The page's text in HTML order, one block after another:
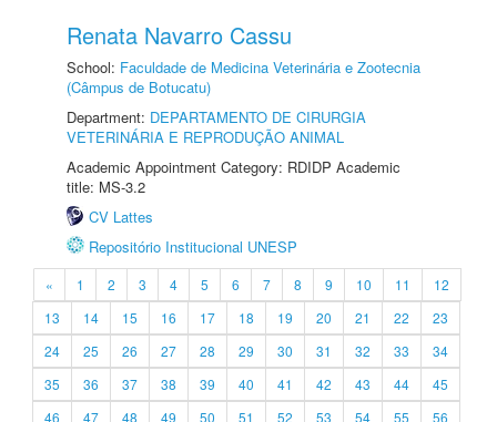
Renata Navarro Cassu
School: Faculdade de Medicina Veterinária e Zootecnia
(Câmpus de Botucatu)
Department: DEPARTAMENTO DE CIRURGIA
VETERINÁRIA E REPRODUÇÃO ANIMAL
Academic Appointment Category: RDIDP Academic
title: MS-3.2
CV Lattes
Repositório Institucional UNESP
« 1 2 3 4 5 6 7 8 9 10 11
12
13
14 15 16 17 18 19 20 21 22
23
24
25 26 27 28 29 30 31 32 33
34
35
36 37 38 39 40 41 42 43 44
45
46
47 48 49 50 51 52 53 54 55
56